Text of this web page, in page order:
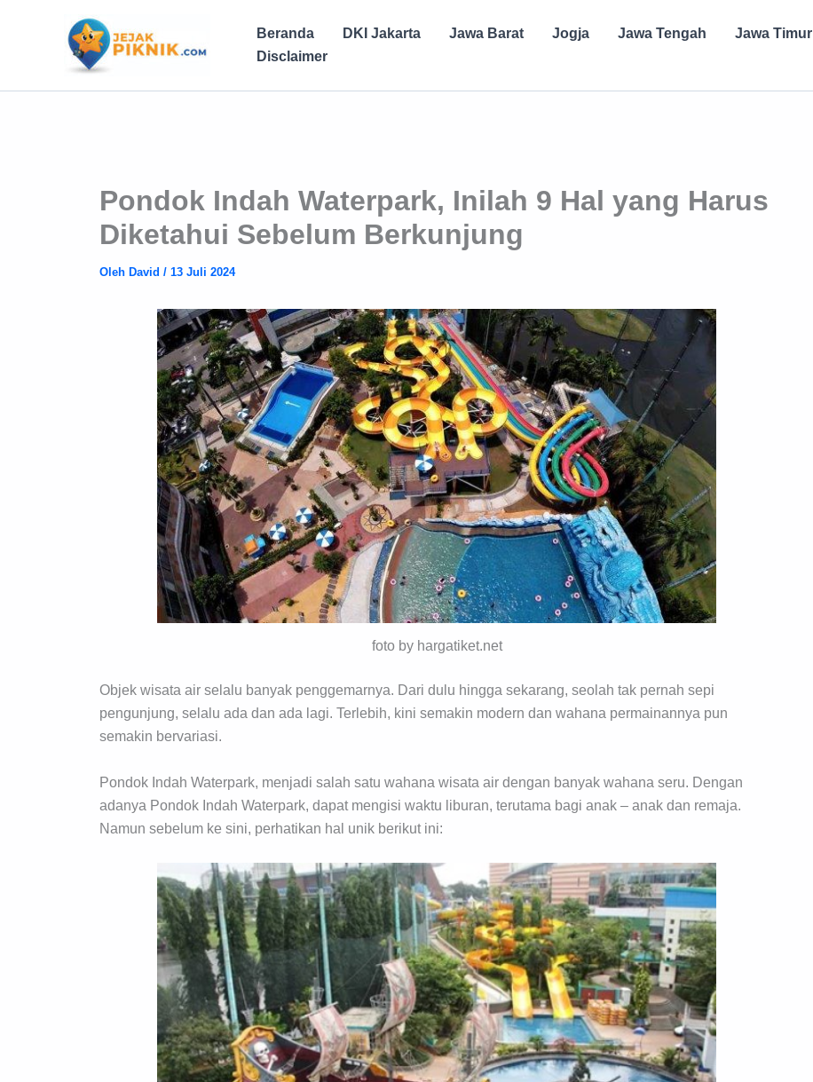
Beranda DKI Jakarta Jawa Barat Jogja Jawa Tengah Jawa Timur
Disclaimer
Pondok Indah Waterpark, Inilah 9 Hal yang Harus
Diketahui Sebelum Berkunjung
Oleh David / 13 Juli 2024
foto by hargatiket.net
Objek wisata air selalu banyak penggemarnya. Dari dulu hingga sekarang, seolah tak pernah sepi
pengunjung, selalu ada dan ada lagi. Terlebih, kini semakin modern dan wahana permainannya pun
semakin bervariasi.
Pondok Indah Waterpark, menjadi salah satu wahana wisata air dengan banyak wahana seru. Dengan
adanya Pondok Indah Waterpark, dapat mengisi waktu liburan, terutama bagi anak – anak dan remaja.
Namun sebelum ke sini, perhatikan hal unik berikut ini: